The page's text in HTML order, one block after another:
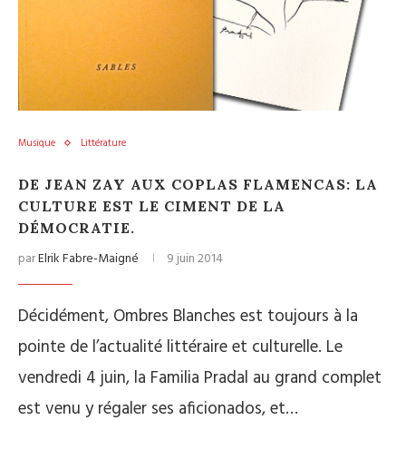
Musique Littérature
DE JEAN ZAY AUX COPLAS FLAMENCAS: LA
CULTURE EST LE CIMENT DE LA
DÉMOCRATIE.
parElrik Fabre-Maigné 9 juin 2014
Décidément, Ombres Blanches est toujours à la
pointe de l’actualité littéraire et culturelle. Le
vendredi 4 juin, la Familia Pradal au grand complet
est venu y régaler ses aficionados, et…